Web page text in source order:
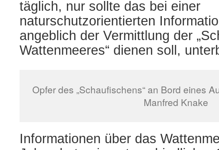
täglich, nur sollte das bei einer
naturschutzorientierten
angeblich der Vermittlung der
Wattenmeeres“ dienen soll,
Opfer des „Schaufischens“ an Bord eines
Manfred Knake
Informationen über das